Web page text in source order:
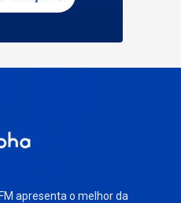
apresenta o melhor da